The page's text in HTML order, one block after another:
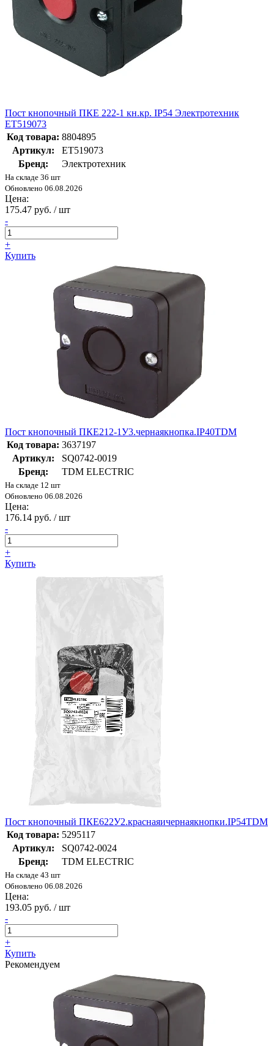
Пост кнопочный ПКЕ 222-1 кн.кр. IP54 Электротехник
ET519073
Код товара: 8804895
Артикул:
ET519073
Бренд:
Электротехник
На складе 36 шт
Обновлено 06.08.2026
Цена:
175.47 руб. / шт
-
+
Купить
Пост кнопочный ПКЕ212-1У3.чернаякнопка.IP40TDM
Код товара: 3637197
Артикул:
SQ0742-0019
Бренд:
TDM ELECTRIC
На складе 12 шт
Обновлено 06.08.2026
Цена:
176.14 руб. / шт
-
+
Купить
Пост кнопочный ПКЕ622У2.краснаяичернаякнопки.IP54TDM
Код товара: 5295117
Артикул:
SQ0742-0024
Бренд:
TDM ELECTRIC
На складе 43 шт
Обновлено 06.08.2026
Цена:
193.05 руб. / шт
-
+
Купить
Рекомендуем